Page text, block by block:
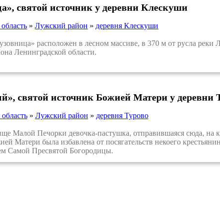
святой источник у деревни Клескуши
»Лужский район » деревня Клескуши
расположен в лесном массиве, в 370 м от русла реки
Ленинградской области.
святой источник Божией Матери у деревни
» Лужский район » деревня Турово
Малой Печорки девочка-пастушка, отправившаяся сюда, на
Матери была избавлена от посягательств некоего
Самой Пресвятой Богородицы.